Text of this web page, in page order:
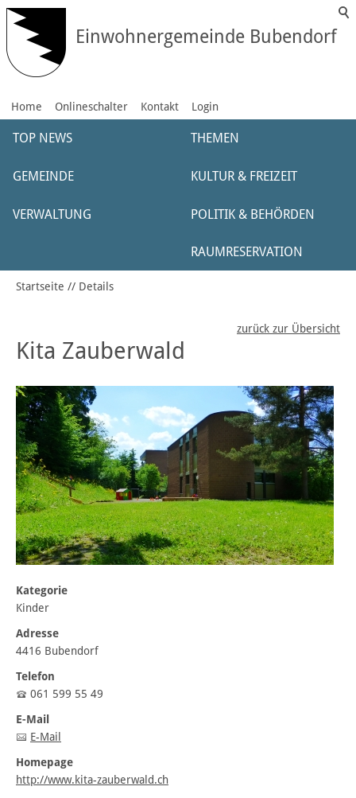
Einwohnergemeinde Bubendorf
Home Onlineschalter Kontakt Login
TOP NEWS THEMEN
GEMEINDE KULTUR & FREIZEIT
VERWALTUNG POLITIK & BEHÖRDEN
RAUMRESERVATION
Startseite Details
zurück zur Übersicht
Kita Zauberwald
Kategorie
Kinder
Adresse
4416 Bubendorf
Telefon
061 599 55 49
E-Mail
E-Mail
Homepage
http://www.kita-zauberwald.ch